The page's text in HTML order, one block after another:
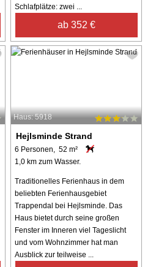
Schlafplätze: zwei ...
ab 352 €
Haus: 5918
Hejlsminde Strand
6 Personen, 52 m²
1,0 km zum Wasser.
Traditionelles Ferienhaus in dem
beliebten Ferienhausgebiet
Trappendal bei Hejlsminde. Das
Haus bietet durch seine großen
Fenster im Inneren viel Tageslicht
und vom Wohnzimmer hat man
Ausblick zur teilweise ...